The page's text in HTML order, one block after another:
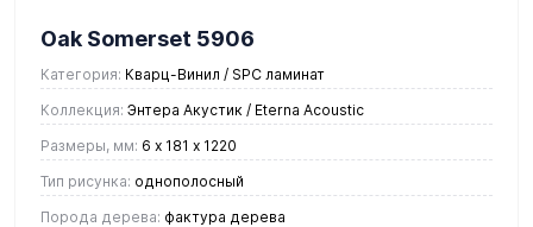
Oak Somerset 5906
Категория: Кварц-Винил / SPC ламинат
Коллекция: Энтера Акустик / Eterna Acoustic
Размеры, мм: 6 х 181 х 1220
Тип рисунка: однополосный
Порода дерева: фактура дерева